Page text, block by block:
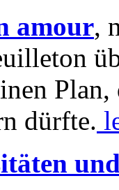
amour,
Plan,
dürfte.